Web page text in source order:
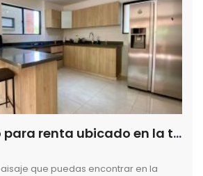
Apartamento para renta ubicado en la transversal inferior en el Poblado Medellín
que puedas encontrar en la